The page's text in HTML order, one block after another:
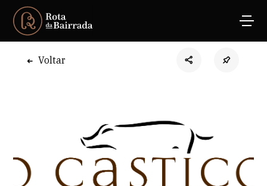
Voltar